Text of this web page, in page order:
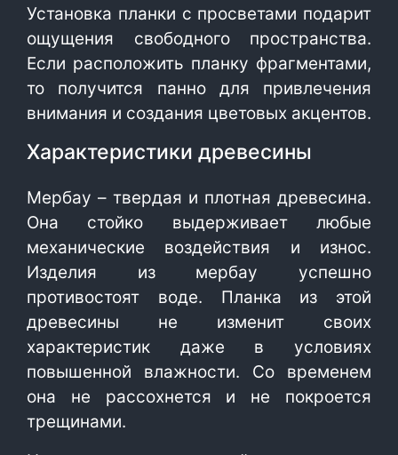
Установка планки с просветами подарит
ощущения свободного пространства.
Если расположить планку фрагментами,
то получится панно для привлечения
внимания и создания цветовых акцентов.
Характеристики древесины
Мербау – твердая и плотная древесина.
Она стойко выдерживает любые
механические воздействия и износ.
Изделия из мербау успешно
противостоят воде. Планка из этой
древесины не изменит своих
характеристик даже в условиях
повышенной влажности. Со временем
она не рассохнется и не покроется
трещинами.